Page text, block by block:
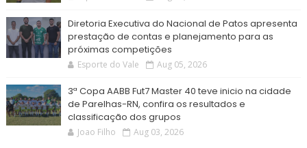
Diretoria Executiva do Nacional de Patos apresenta
prestação de contas e planejamento para as
próximas competições
Esporte do Vale Aug 05, 2026
3ª Copa AABB Fut7 Master 40 teve inicio na cidade
de Parelhas-RN, confira os resultados e
classificação dos grupos
Joao Filho Aug 03, 2026